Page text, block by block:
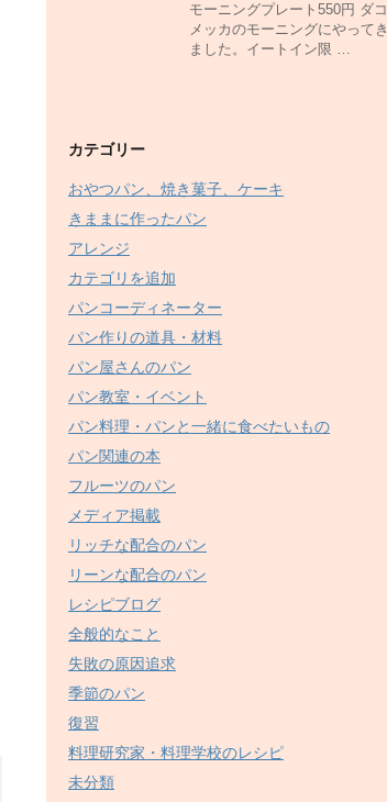
モーニングプレート550円 ダコ
メッカのモーニングにやってき
ました。イートイン限 …
カテゴリー
おやつパン、焼き菓子、ケーキ
きままに作ったパン
アレンジ
カテゴリを追加
パンコーディネーター
パン作りの道具・材料
パン屋さんのパン
パン教室・イベント
パン料理・パンと一緒に食べたいもの
パン関連の本
フルーツのパン
メディア掲載
リッチな配合のパン
リーンな配合のパン
レシピブログ
全般的なこと
失敗の原因追求
季節のパン
復習
料理研究家・料理学校のレシピ
未分類